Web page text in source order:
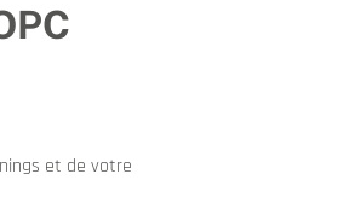
et de votre